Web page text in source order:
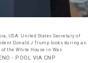
USA: United States Secretary of
Donald J Trump looks during an
the White House in Was
- POOL VIA CNP